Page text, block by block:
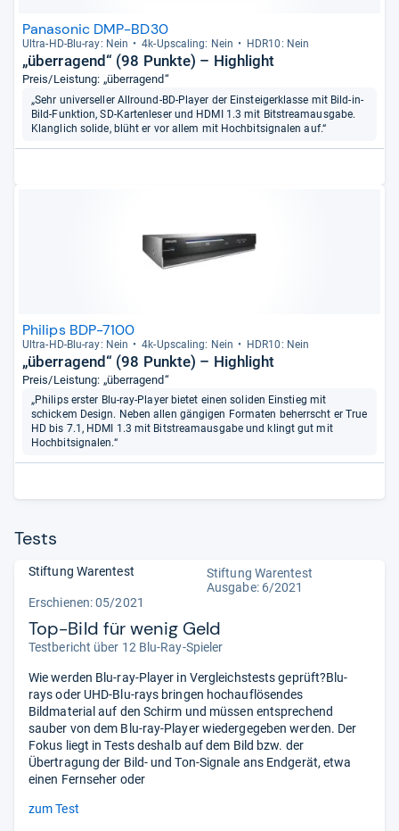
Panasonic DMP-BD30
Ultra-​HD-​Blu-​ray: Nein 4k-​Ups­ca­ling: Nein HDR10: Nein
„überragend“ (98 Punkte) – Highlight
Preis/Leistung: „überragend“
„Sehr universeller Allround-BD-Player der Einsteigerklasse mit Bild-in-
Bild-Funktion, SD-Kartenleser und HDMI 1.3 mit Bitstreamausgabe.
Klanglich solide, blüht er vor allem mit Hochbitsignalen auf.“
Philips BDP-7100
Ultra-​HD-​Blu-​ray: Nein 4k-​Ups­ca­ling: Nein HDR10: Nein
„überragend“ (98 Punkte) – Highlight
Preis/Leistung: „überragend“
„Philips erster Blu-ray-Player bietet einen soliden Einstieg mit
schickem Design. Neben allen gängigen Formaten beherrscht er True
HD bis 7.1, HDMI 1.3 mit Bitstreamausgabe und klingt gut mit
Hochbitsignalen.“
Tests
Stiftung Warentest
Stiftung Warentest
Ausgabe: 6/2021
Erschienen: 05/2021
Top-Bild für wenig Geld
Testbericht über 12 Blu-Ray-Spieler
Wie werden Blu-ray-Player in Vergleichstests geprüft?Blu-
rays oder UHD-Blu-rays bringen hochauflösendes
Bildmaterial auf den Schirm und müssen entsprechend
sauber von dem Blu-ray-Player wiedergegeben werden. Der
Fokus liegt in Tests deshalb auf dem Bild bzw. der
Übertragung der Bild- und Ton-Signale ans Endgerät, etwa
einen Fernseher oder
zum Test